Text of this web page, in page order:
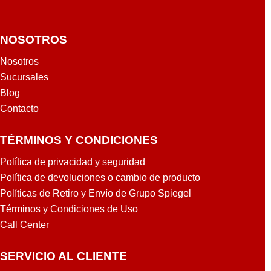
NOSOTROS
Nosotros
Sucursales
Blog
Contacto
TÉRMINOS Y CONDICIONES
Política de privacidad y seguridad
Política de devoluciones o cambio de producto
Políticas de Retiro y Envío de Grupo Spiegel
Términos y Condiciones de Uso
Call Center
SERVICIO AL CLIENTE